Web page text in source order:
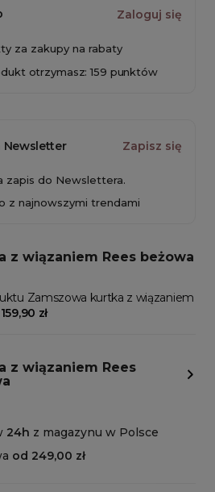
Zaloguj się
za zakupy na rabaty
otrzymasz: 159 punktów
Newsletter Zapisz się
zapis do Newslettera.
z najnowszymi trendami
z wiązaniem Rees beżowa
Zamszowa kurtka z wiązaniem
159,90 zł
z wiązaniem Rees
24h z magazynu w Polsce
od 249,00 zł